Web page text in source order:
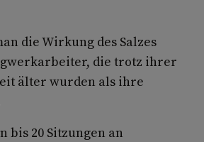
die Wirkung des Salzes
die trotz ihrer
älter wurden als ihre
bis 20 Sitzungen an